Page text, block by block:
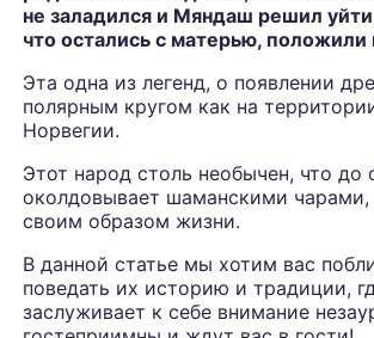
не заладился и Мяндаш решил
что остались с матерью, положили
Эта одна из легенд, о появлении
полярным кругом как на
Норвегии.
Этот народ столь необычен, что до
околдовывает шаманскими
своим образом жизни.
В данной статье мы хотим вас
поведать их историю и традиции,
заслуживает к себе внимание